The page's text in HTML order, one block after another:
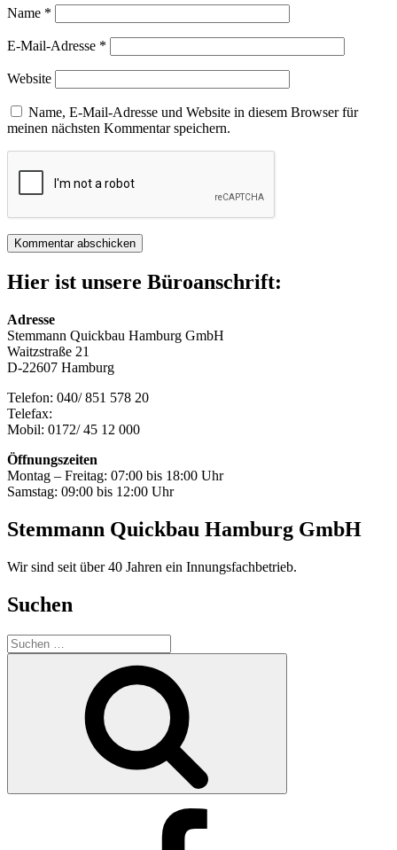
Name *
E-Mail-Adresse *
Website
Name, E-Mail-Adresse und Website in diesem Browser für
meinen nächsten Kommentar speichern.
Hier ist unsere Büroanschrift:
Adresse
Stemmann Quickbau Hamburg GmbH
Waitzstraße 21
D-22607 Hamburg
Telefon: 040/ 851 578 20
Telefax:
Mobil: 0172/ 45 12 000
Öffnungszeiten
Montag – Freitag: 07:00 bis 18:00 Uhr
Samstag: 09:00 bis 12:00 Uhr
Stemmann Quickbau Hamburg GmbH
Wir sind seit über 40 Jahren ein Innungsfachbetrieb.
Suchen
Suchen
nach: